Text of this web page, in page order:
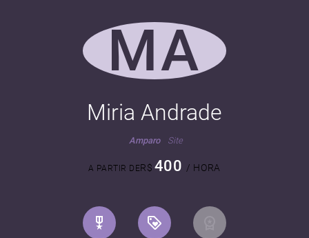
MA
Miria Andrade
Amparo Site
A PARTIR DER$ 400 / HORA